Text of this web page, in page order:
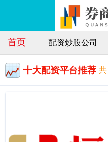
首页 配资炒股公司
十大配资平台推荐 共